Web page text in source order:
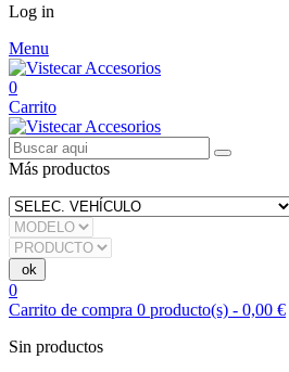
Log in
Menu
0
Carrito
Más productos
0
Carrito de compra 0 producto(s) - 0,00 €
Sin productos